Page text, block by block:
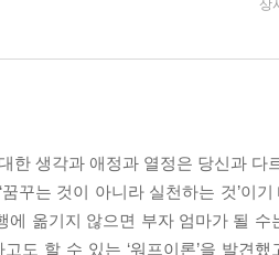
상
한 생각과 애정과 열정은 당신과 다
꿈꾸는 것이 아니라 실천하는 것’이
에 옮기지 않으면 부자 엄마가 될
도 할 수 있는 ‘워프이론’을 발견